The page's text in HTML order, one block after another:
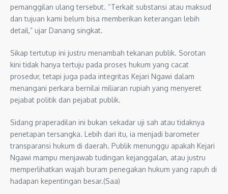
pemanggilan ulang tersebut. “Terkait substansi atau maksud
dan tujuan kami belum bisa memberikan keterangan lebih
detail,” ujar Danang singkat.
Sikap tertutup ini justru menambah tekanan publik. Sorotan
kini tidak hanya tertuju pada proses hukum yang cacat
prosedur, tetapi juga pada integritas Kejari Ngawi dalam
menangani perkara bernilai miliaran rupiah yang menyeret
pejabat politik dan pejabat publik.
Sidang praperadilan ini bukan sekadar uji sah atau tidaknya
penetapan tersangka. Lebih dari itu, ia menjadi barometer
transparansi hukum di daerah. Publik menunggu apakah Kejari
Ngawi mampu menjawab tudingan kejanggalan, atau justru
memperlihatkan wajah buram penegakan hukum yang rapuh di
hadapan kepentingan besar.(Saa)